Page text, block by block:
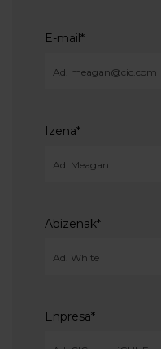
E-mail*
Izena*
Abizenak*
Enpresa*